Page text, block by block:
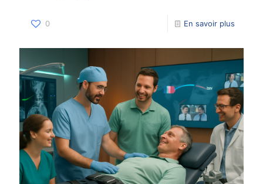
0 En savoir plus